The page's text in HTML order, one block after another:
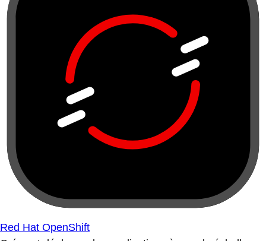
Red Hat OpenShift